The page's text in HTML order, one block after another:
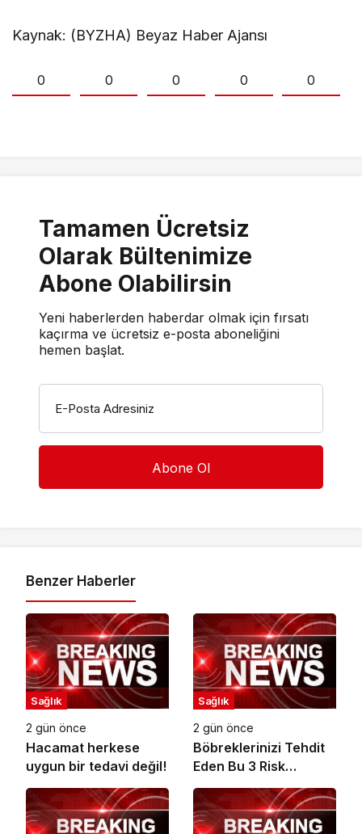
Kaynak: (BYZHA) Beyaz Haber Ajansı
0 0 0 0 0
Tamamen Ücretsiz
Olarak Bültenimize
Abone Olabilirsin
Yeni haberlerden haberdar olmak için fırsatı
kaçırma ve ücretsiz e-posta aboneliğini
hemen başlat.
E-Posta Adresiniz
Benzer Haberler
Sağlık
2 gün önce
Hacamat herkese
uygun bir tedavi değil!
Sağlık
2 gün önce
Böbreklerinizi Tehdit
Eden Bu 3 Risk
Faktörüne Dikkat!